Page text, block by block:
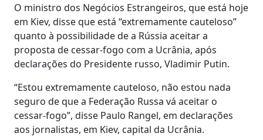
O ministro dos Negócios Estrangeiros, que está hoje
em Kiev, disse que está “extremamente cauteloso”
quanto à possibilidade de a Rússia aceitar a
proposta de cessar-fogo com a Ucrânia, após
declarações do Presidente russo, Vladimir Putin.
“Estou extremamente cauteloso, não estou nada
seguro de que a Federação Russa vá aceitar o
cessar-fogo”, disse Paulo Rangel, em declarações
aos jornalistas, em Kiev, capital da Ucrânia.